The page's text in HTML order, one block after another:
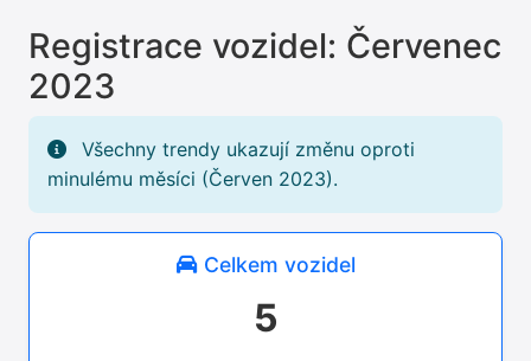
Registrace vozidel: Červenec
2023
Všechny trendy ukazují změnu oproti
minulému měsíci (Červen 2023).
Celkem vozidel
5